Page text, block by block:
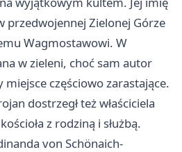
przedwojennej Zielonej Górze
Wagmostawowi. W
w zieleni, choć sam autor
miejsce częściowo zarastające.
dostrzegł też właściciela
z rodziną i służbą.
von Schönaich-